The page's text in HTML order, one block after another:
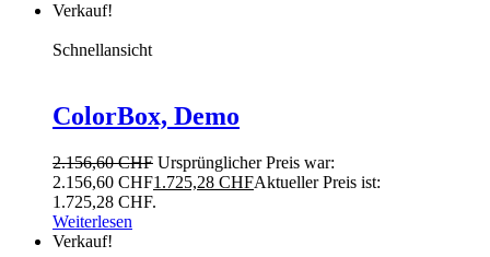
Verkauf!
Schnellansicht
ColorBox, Demo
2.156,60CHF Ursprünglicher Preis war:
2.156,60 CHF1.725,28 CHFAktueller Preis ist:
1.725,28 CHF.
Weiterlesen
Verkauf!